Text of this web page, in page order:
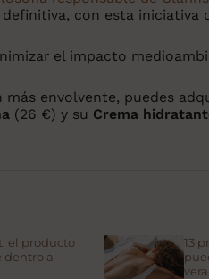
con esta
el impacto
más envolvente, puedes
(26 €) y su Crema
el producto
dentro a
13